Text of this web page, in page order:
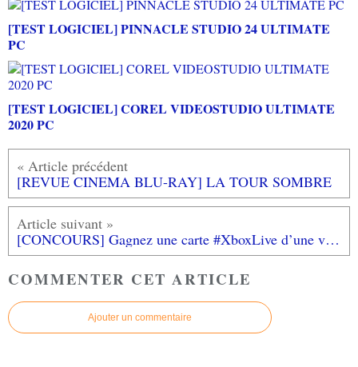
[TEST LOGICIEL] PINNACLE STUDIO 24 ULTIMATE
PC
[TEST LOGICIEL] COREL VIDEOSTUDIO ULTIMATE
2020 PC
[REVUE CINEMA BLU-RAY] LA TOUR SOMBRE
[CONCOURS] Gagnez une carte #XboxLive d’une valeur de 30€
COMMENTER CET ARTICLE
Ajouter un commentaire